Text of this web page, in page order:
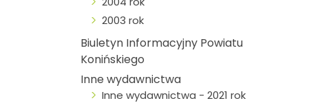
2003 rok
Biuletyn Informacyjny Powiatu
Konińskiego
Inne wydawnictwa
Inne wydawnictwa - 2021 rok